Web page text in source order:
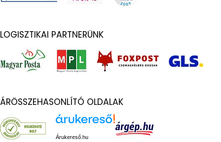
LOGISZTIKAI PARTNERÜNK
ÁRÖSSZEHASONLÍTÓ OLDALAK
Árukereső.hu